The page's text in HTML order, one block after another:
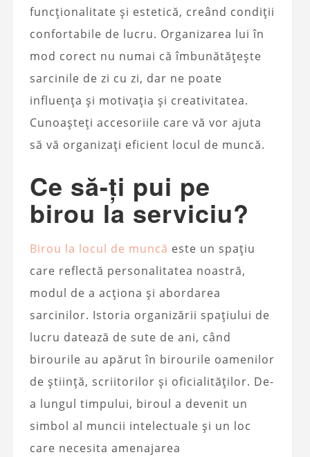
funcționalitate și estetică, creând condiții
confortabile de lucru. Organizarea lui în
mod corect nu numai că îmbunătățește
sarcinile de zi cu zi, dar ne poate
influența și motivația și creativitatea.
Cunoașteți accesoriile care vă vor ajuta
să vă organizați eficient locul de muncă.
Ce să-ți pui pe
birou la serviciu?
Birou la locul de muncă este un spațiu
care reflectă personalitatea noastră,
modul de a acționa și abordarea
sarcinilor. Istoria organizării spațiului de
lucru datează de sute de ani, când
birourile au apărut în birourile oamenilor
de știință, scriitorilor și oficialităților. De-
a lungul timpului, biroul a devenit un
simbol al muncii intelectuale și un loc
care necesita amenajarea